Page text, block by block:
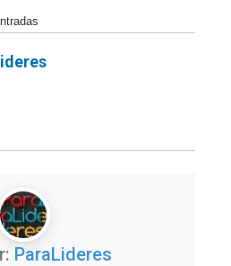
ParaLideres